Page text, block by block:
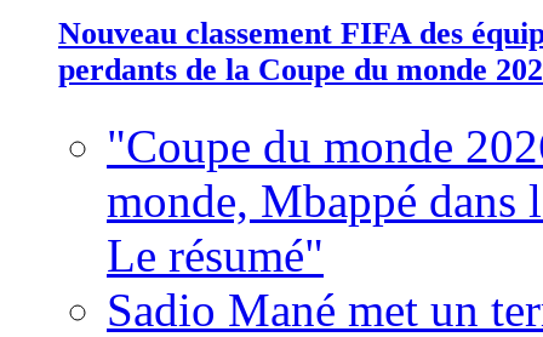
Nouveau classement FIFA des
perdants de la Coupe du monde
"Coupe du monde
monde, Mbappé dans
Le résumé"
Sadio Mané met un